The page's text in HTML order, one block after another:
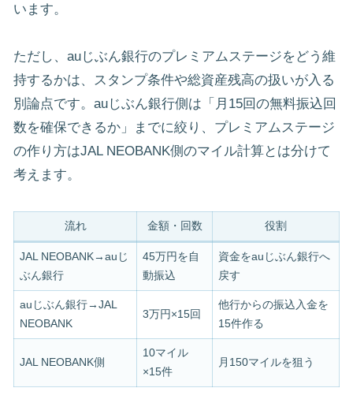
います。
ただし、auじぶん銀行のプレミアムステージをどう維
持するかは、スタンプ条件や総資産残高の扱いが入る
別論点です。auじぶん銀行側は「月15回の無料振込回
数を確保できるか」までに絞り、プレミアムステージ
の作り方はJAL NEOBANK側のマイル計算とは分けて
考えます。
流れ 金額・回数 役割
JAL NEOBANK→auじ
ぶん銀行
45万円を自
動振込
資金をauじぶん銀行へ
戻す
auじぶん銀行→JAL
NEOBANK
3万円×15回
他行からの振込入金を
15件作る
JAL NEOBANK側
10マイル
×15件
月150マイルを狙う